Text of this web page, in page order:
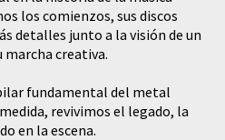
los comienzos, sus discos
detalles junto a la visión de un
marcha creativa.
fundamental del metal
revivimos el legado, la
en la escena.